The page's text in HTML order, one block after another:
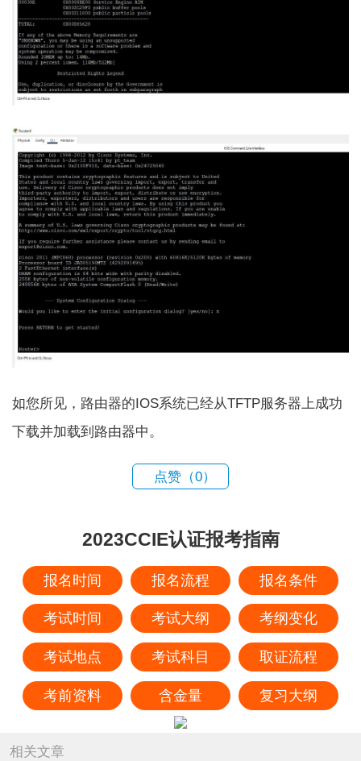
如您所见，路由器的IOS系统已经从TFTP服务器上成功
下载并加载到路由器中。
点赞（0）
2023CCIE认证报考指南
报名时间 报名流程 报名条件
考试时间 考试大纲 考纲变化
考试地点 考试科目 取证流程
考前资料 含金量 复习大纲
相关文章